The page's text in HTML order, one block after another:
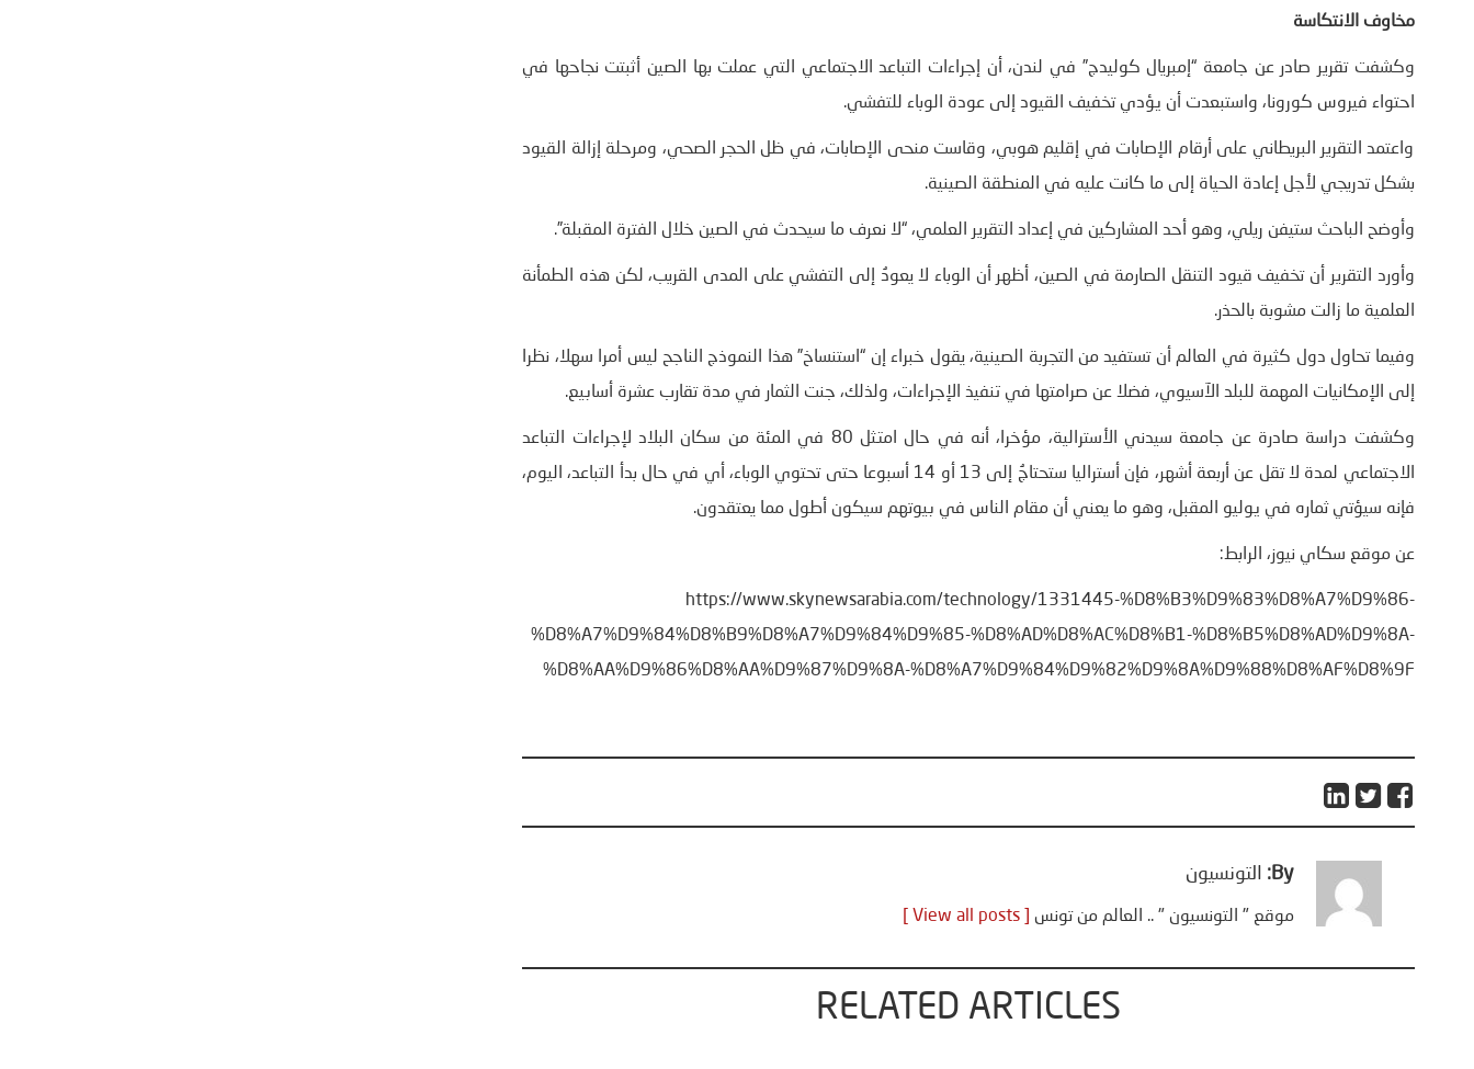
مخاوف الانتكاسة
وكشفت تقرير صادر عن جامعة “إمبريال كوليدج” في لندن، أن إجراءات التباعد الاجتماعي التي عملت بها الصين أثبتت نجاحها في
احتواء فيروس كورونا، واستبعدت أن يؤدي تخفيف القيود إلى عودة الوباء للتفشي.
واعتمد التقرير البريطاني على أرقام الإصابات في إقليم هوبي، وقاست منحى الإصابات، في ظل الحجر الصحي، ومرحلة إزالة القيود
بشكل تدريجي لأجل إعادة الحياة إلى ما كانت عليه في المنطقة الصينية.
وأوضح الباحث ستيفن ريلي، وهو أحد المشاركين في إعداد التقرير العلمي، “لا نعرف ما سيحدث في الصين خلال الفترة المقبلة”.
وأورد التقرير أن تخفيف قيود التنقل الصارمة في الصين، أظهر أن الوباء لا يعودُ إلى التفشي على المدى القريب، لكن هذه الطمأنة
العلمية ما زالت مشوبة بالحذر.
وفيما تحاول دول كثيرة في العالم أن تستفيد من التجربة الصينية، يقول خبراء إن “استنساخ” هذا النموذج الناجح ليس أمرا سهلا، نظرا
إلى الإمكانيات المهمة للبلد الآسيوي، فضلا عن صرامتها في تنفيذ الإجراءات، ولذلك، جنت الثمار في مدة تقارب عشرة أسابيع.
وكشفت دراسة صادرة عن جامعة سيدني الأسترالية، مؤخرا، أنه في حال امتثل 80 في المئة من سكان البلاد لإجراءات التباعد
الاجتماعي لمدة لا تقل عن أربعة أشهر، فإن أستراليا ستحتاجُ إلى 13 أو 14 أسبوعا حتى تحتوي الوباء، أي في حال بدأ التباعد، اليوم،
فإنه سيؤتي ثماره في يوليو المقبل، وهو ما يعني أن مقام الناس في بيوتهم سيكون أطول مما يعتقدون.
عن موقع سكاي نيوز، الرابط:
https://www.skynewsarabia.com/technology/1331445-%D8%B3%D9%83%D8%A7%D9%86-
%D8%A7%D9%84%D8%B9%D8%A7%D9%84%D9%85-%D8%AD%D8%AC%D8%B1-%D8%B5%D8%AD%D9%8A-
%D8%AA%D9%86%D8%AA%D9%87%D9%8A-%D8%A7%D9%84%D9%82%D9%8A%D9%88%D8%AF%D8%9F
By: التونسيون
موقع " التونسيون " .. العالم من تونس [ View all posts ]
RELATED ARTICLES